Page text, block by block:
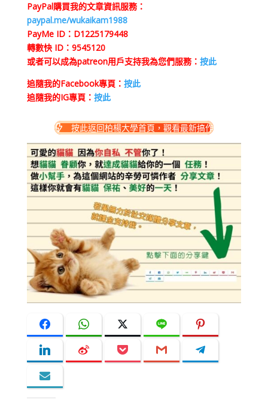
PayPal購買我的文章資訊服務：
paypal.me/wukaikam1988
PayMe ID：D1225179448
轉數快 ID：9545120
或者可以成為patreon用戶支持我為您們服務： 按此
追隨我的Facebook專頁： 按此
追隨我的IG專頁： 按此
按此返回柏楊大學首頁，觀看最新搞作